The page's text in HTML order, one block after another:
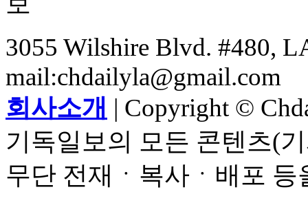
3055 Wilshire Blvd. #480,
mail:chdailyla@gmail.com
회사소개 | Copyright ©
기독일보의 모든 콘텐츠(
무단 전재ㆍ복사ㆍ배포 등